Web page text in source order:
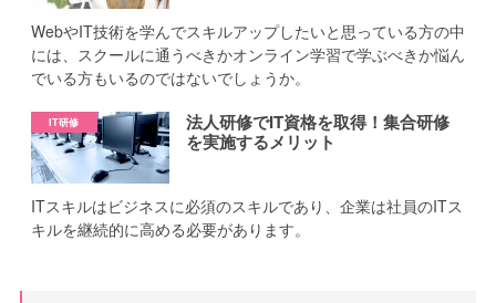
WebやIT技術を学んでスキルアップしたいと思っている方の中
には、スクールに通うべきかオンライン学習で学ぶべきか悩ん
でいる方もいるのではないでしょうか。
法人研修でIT資格を取得！集合研修
を実施するメリット
ITスキルはビジネスに必須のスキルであり、企業は社員のITス
キルを継続的に高める必要があります。